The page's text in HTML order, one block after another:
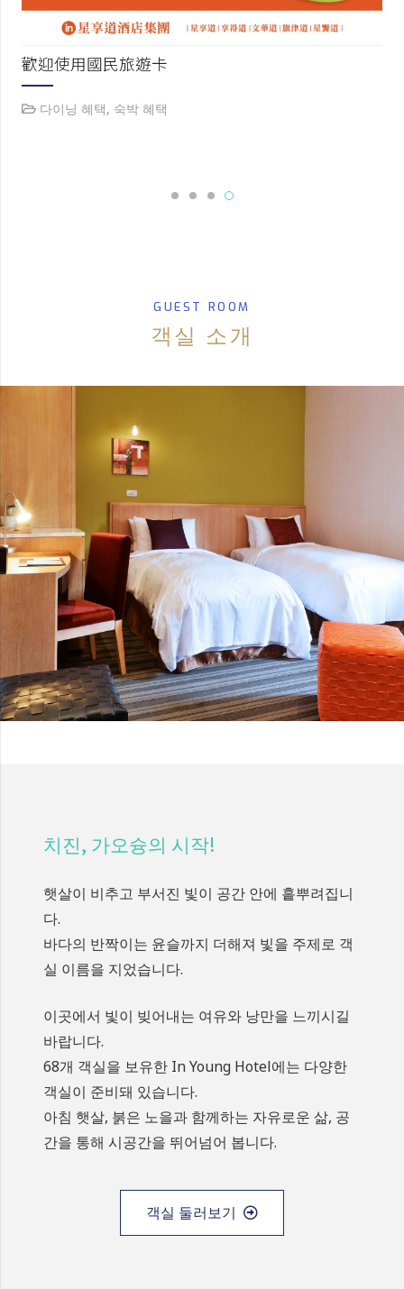
高雄人限定·家門口的微旅行
숙박 혜택
GUEST ROOM
객실 소개
치진, 가오슝의 시작!
햇살이 비추고 부서진 빛이 공간 안에 흩뿌려집니
다.
바다의 반짝이는 윤슬까지 더해져 빛을 주제로 객
실 이름을 지었습니다.
이곳에서 빛이 빚어내는 여유와 낭만을 느끼시길
바랍니다.
68개 객실을 보유한 In Young Hotel에는 다양한
객실이 준비돼 있습니다.
아침 햇살, 붉은 노을과 함께하는 자유로운 삶, 공
간을 통해 시공간을 뛰어넘어 봅니다.
객실 둘러보기